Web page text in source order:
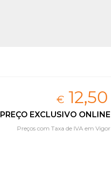
€ 12,50
PREÇO EXCLUSIVO ONLINE
Preços com Taxa de IVA em Vigor